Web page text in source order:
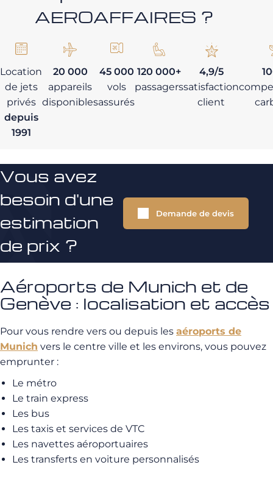
AEROAFFAIRES ?
Location
de jets
privés
depuis
1991
20 000
appareils
disponibles
45 000
vols
assurés
120 000+
passagers
4,9/5
satisfaction
client
Vous avez
besoin d'une
estimation
de prix ?
Demande de devis
Aéroports de Munich et de
Genève : localisation et accès
Pour vous rendre vers ou depuis les aéroports de
Munich vers le centre ville et les environs, vous pouvez
emprunter :
Le métro
Le train express
Les bus
Les taxis et services de VTC
Les navettes aéroportuaires
Les transferts en voiture personnalisés